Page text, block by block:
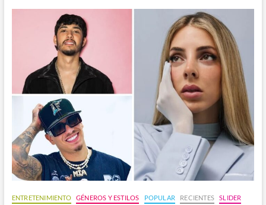
ENTRETENIMIENTO GÉNEROS Y ESTILOS POPULAR RECIENTES SLIDER